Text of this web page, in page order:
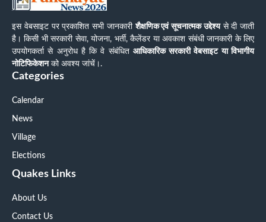
इस वेबसाइट पर प्रकाशित सभी जानकारीशैक्षणिक एवं सूचनात्मक उद्देश्यसे दी जाती
है। किसी भी सरकारी सेवा, योजना, भर्ती, कैलेंडर या अवकाश संबंधी जानकारी के लिए
उपयोगकर्ता से अनुरोध है कि वे संबंधित आधिकारिक सरकारी वेबसाइट या विभागीय
नोटिफिकेशनको अवश्य जांचें।.
Categories
Calendar
News
Village
Elections
Quakes Links
About Us
Contact Us